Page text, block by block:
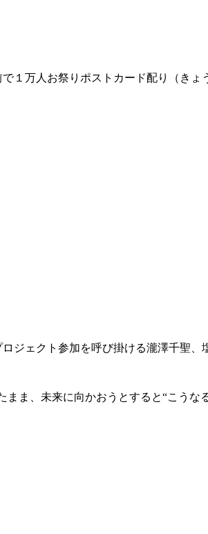
１万人お祭りポストカード配り（き
ジェクト参加を呼び掛ける瀧澤千聖
ま、未来に向かおうとすると“こうな